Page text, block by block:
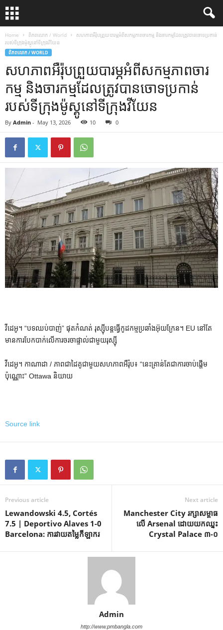
Home ពិភពលោក / World
សហភាពអឺរ៉ុបព្រួយបារម្ភអំពីសកម្មភាពចារកម្ម និងចារកម្មដែលត្រូវបានចោទប្រកាន់
របស់ទីក្រុងម៉ូស្គូនៅទីក្រុងវីយែន
ពិភពលោក / WORLD
សហភាពអឺរ៉ុបព្រួយបារម្ភអំពីសកម្មភាពចារ
កម្ម និងចារកម្មដែលត្រូវបានចោទប្រកាន់
របស់ទីក្រុងម៉ូស្គូនៅទីក្រុងវីយែន
By Admin - May 13, 2026 10 0
វីដេអូ។ “បទឈប់បាញ់” ផុតកំណត់ រុស្ស៊ីបន្តធ្វើកូដកម្មប្រឆាំងអ៊ុយក្រែន។ EU នៅ​តែ​
មាន​ការ​បែក​បាក់​លើ​ការ​ចរចា​ផ្ទាល់​ជាមួយ​រុស្ស៊ី
វីដេអូ។ កាណាដា / ភាពជាដៃគូជាមួយសហភាពអឺរ៉ុប៖ “នេះគ្រាន់តែជាការចាប់ផ្តើម
ប៉ុណ្ណោះ” Ottawa និយាយ
Source link
Previous article
Lewandowski 4.5, Cortés
7.5 | Deportivo Alaves 1-0
Barcelona: ការវាយតម្លៃកីឡាករ
Next article
Manchester City រក្សា​សម្ពាធ​
លើ Arsenal ដោយ​យក​ឈ្នះ
Crystal Palace ៣-០
Admin
http://www.pmbangla.com